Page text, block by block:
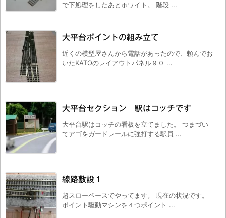
で下処理をしたあとホワイト。 階段 ...
大平台ポイントの組み立て
近くの模型屋さんから電話があったので、頼んでお
いたKATOのレイアウトパネル９０ ...
大平台セクション 駅はコッチです
大平台駅はコッチの看板を立てました。 つまづい
てアゴをガードレールに強打する駅員 ...
線路敷設１
超スローペースでやってます。 現在の状況です。
ポイント駆動マシンを４つポイント ...